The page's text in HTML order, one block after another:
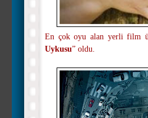
En çok oyu alan yerli film
Uykusu” oldu.